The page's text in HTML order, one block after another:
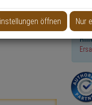
öffnen Nur